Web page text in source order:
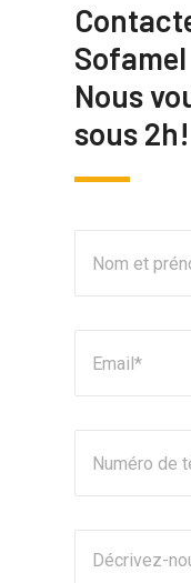
Sofamel
Nous
sous 2h!